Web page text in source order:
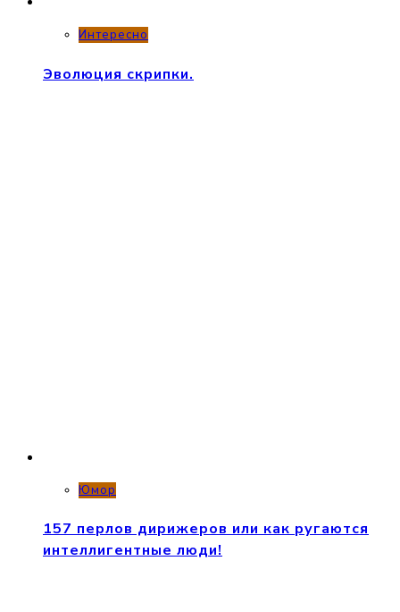
Интересно
Эволюция скрипки.
Юмор
157 перлов дирижеров или как ругаются
интеллигентные люди!